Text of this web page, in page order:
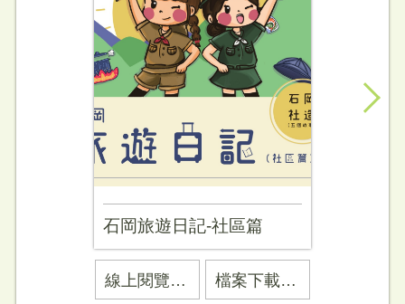
石岡旅遊日記-社區篇
線上閱覽 石岡旅遊日記-社區篇 檔案下載 石岡旅遊日記-社區篇 (另開PDF)